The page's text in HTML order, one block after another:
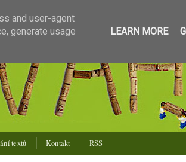
textů Kontakt RSS
and user-agent
generate usage
LEARN MORE